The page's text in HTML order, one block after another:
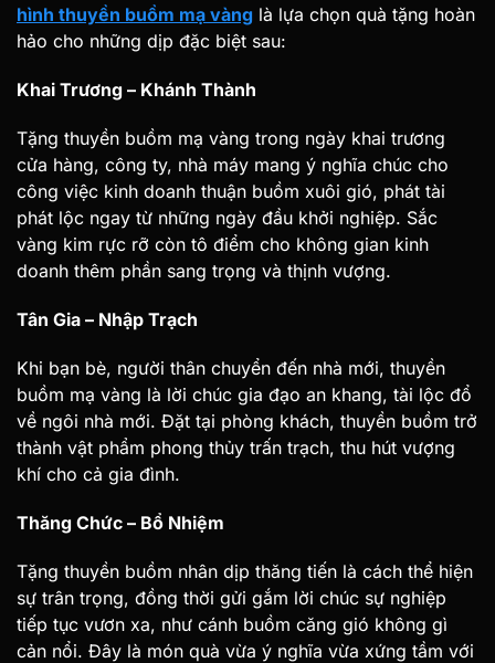
hình thuyền buồm mạ vàng là lựa chọn quà tặng hoàn
hảo cho những dịp đặc biệt sau:
Khai Trương – Khánh Thành
Tặng thuyền buồm mạ vàng trong ngày khai trương
cửa hàng, công ty, nhà máy mang ý nghĩa chúc cho
công việc kinh doanh thuận buồm xuôi gió, phát tài
phát lộc ngay từ những ngày đầu khởi nghiệp. Sắc
vàng kim rực rỡ còn tô điểm cho không gian kinh
doanh thêm phần sang trọng và thịnh vượng.
Tân Gia – Nhập Trạch
Khi bạn bè, người thân chuyển đến nhà mới, thuyền
buồm mạ vàng là lời chúc gia đạo an khang, tài lộc đổ
về ngôi nhà mới. Đặt tại phòng khách, thuyền buồm trở
thành vật phẩm phong thủy trấn trạch, thu hút vượng
khí cho cả gia đình.
Thăng Chức – Bổ Nhiệm
Tặng thuyền buồm nhân dịp thăng tiến là cách thể hiện
sự trân trọng, đồng thời gửi gắm lời chúc sự nghiệp
tiếp tục vươn xa, như cánh buồm căng gió không gì
cản nổi. Đây là món quà vừa ý nghĩa vừa xứng tầm với